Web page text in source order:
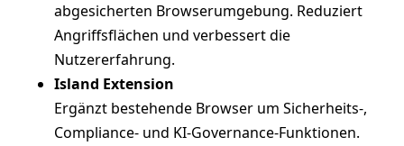
abgesicherten Browserumgebung. Reduziert
Angriffsflächen und verbessert die
Nutzererfahrung.
Island Extension
Ergänzt bestehende Browser um Sicherheits-,
Compliance- und KI-Governance-Funktionen.